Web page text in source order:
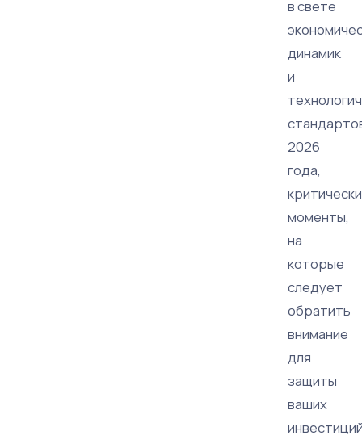
в свете
динамик
и
2026
года,
моменты,
на
которые
следует
обратить
внимание
для
защиты
ваших